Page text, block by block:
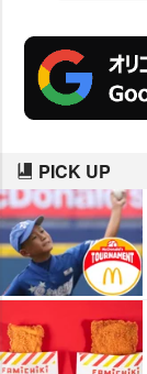
PICK UP